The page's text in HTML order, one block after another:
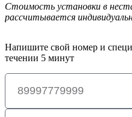
Стоимость установки в
рассчитывается
Напишите свой номер и
течении 5 минут